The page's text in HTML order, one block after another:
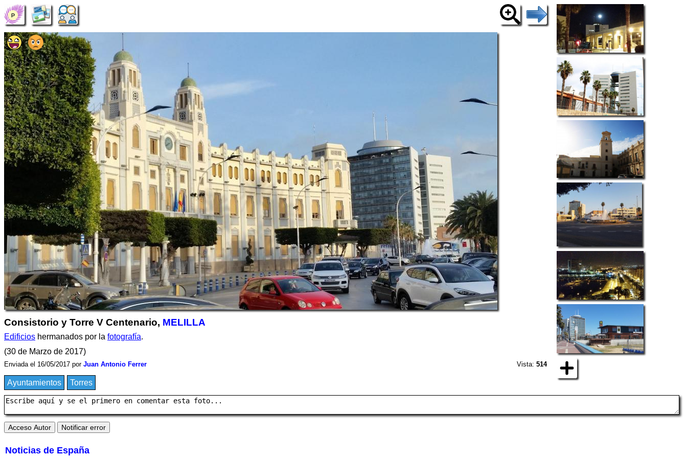
Consistorio y Torre V Centenario, MELILLA
Edificios hermanados por la fotografía.
(30 de Marzo de 2017)
Enviada el 16/05/2017 por Juan Antonio Ferrer Vista:514
Ayuntamientos Torres
Noticias de España